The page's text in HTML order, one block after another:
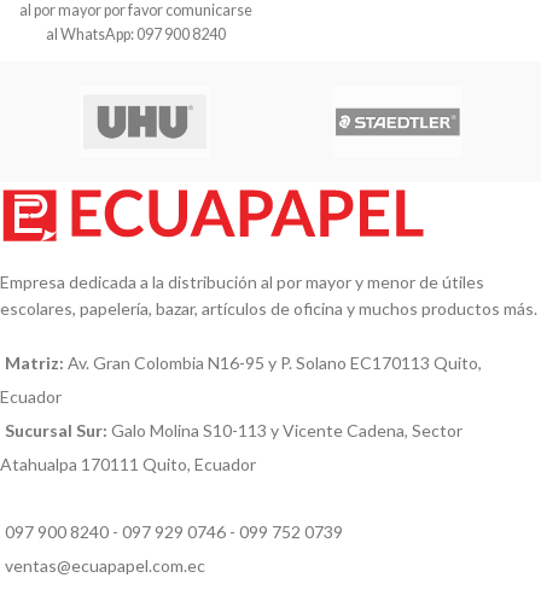
al por mayor por favor comunicarse
al WhatsApp: 097 900 8240
Empresa dedicada a la distribución al por mayor y menor de útiles
escolares, papelería, bazar, artículos de oficina y muchos productos más.
Matriz: Av. Gran Colombia N16-95 y P. Solano EC170113 Quito,
Ecuador
Sucursal Sur: Galo Molina S10-113 y Vicente Cadena, Sector
Atahualpa 170111 Quito, Ecuador
097 900 8240 - 097 929 0746 - 099 752 0739
ventas@ecuapapel.com.ec